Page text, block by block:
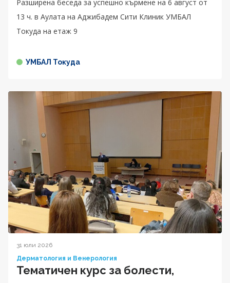
Разширена беседа за успешно кърмене на 6 август от
13 ч. в Аулата на Аджибадем Сити Клиник УМБАЛ
Токуда на етаж 9
УМБАЛ Токуда
31 юли 2026
Дерматология и Венерология
Тематичен курс за болести,